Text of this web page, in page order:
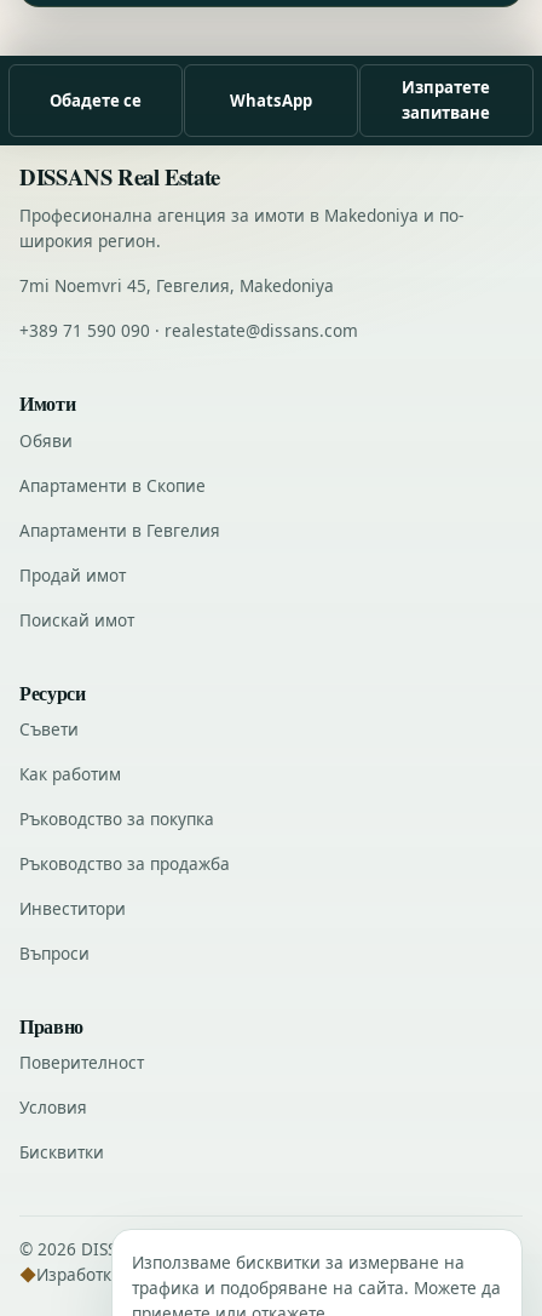
Обадете се WhatsApp
Изпратете
запитване
DISSANS Real Estate
Професионална агенция за имоти в Makedoniya и по-
широкия регион.
7mi Noemvri 45, Гевгелия, Makedoniya
+389 71 590 090 · realestate@dissans.com
Имоти
Обяви
Апартаменти в Скопие
Апартаменти в Гевгелия
Продай имот
Поискай имот
Ресурси
Съвети
Как работим
Ръководство за покупка
Ръководство за продажба
Инвеститори
Въпроси
Правно
Поверителност
Условия
Бисквитки
© 2026 DISSANS Real Estate · Всички права запазени.
◆Изработка DISSANS Digital
Използваме бисквитки за измерване на
трафика и подобряване на сайта. Можете да